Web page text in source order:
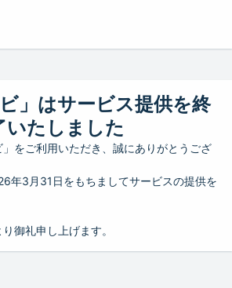
ビ」はサービス提供を終
いたしました
をご利用いただき、誠にありがとうござ
年3月31日をもちましてサービスの提供を
御礼申し上げます。